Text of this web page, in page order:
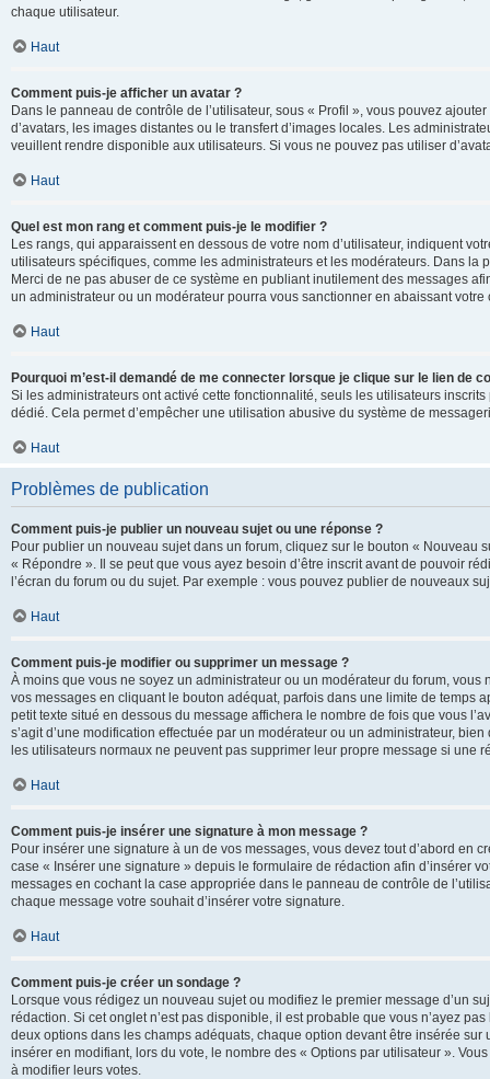
chaque utilisateur.
Haut
Comment puis-je afficher un avatar ?
Dans le panneau de contrôle de l’utilisateur, sous « Profil », vous pouvez
d’avatars, les images distantes ou le transfert d’images locales. Les
veuillent rendre disponible aux utilisateurs. Si vous ne pouvez pas utiliser
Haut
Quel est mon rang et comment puis-je le modifier ?
Les rangs, qui apparaissent en dessous de votre nom d’utilisateur, indiquent
utilisateurs spécifiques, comme les administrateurs et les modérateurs. Dans
Merci de ne pas abuser de ce système en publiant inutilement des messages
un administrateur ou un modérateur pourra vous sanctionner en abaissant votre
Haut
Pourquoi m’est-il demandé de me connecter lorsque je clique sur le lien de
Si les administrateurs ont activé cette fonctionnalité, seuls les utilisateurs
dédié. Cela permet d’empêcher une utilisation abusive du système de
Haut
Problèmes de publication
Comment puis-je publier un nouveau sujet ou une réponse ?
Pour publier un nouveau sujet dans un forum, cliquez sur le bouton «
« Répondre ». Il se peut que vous ayez besoin d’être inscrit avant de pouvoir
l’écran du forum ou du sujet. Par exemple : vous pouvez publier de nouveaux
Haut
Comment puis-je modifier ou supprimer un message ?
À moins que vous ne soyez un administrateur ou un modérateur du forum,
vos messages en cliquant le bouton adéquat, parfois dans une limite de temps
petit texte situé en dessous du message affichera le nombre de fois que vous
s’agit d’une modification effectuée par un modérateur ou un administrateur,
les utilisateurs normaux ne peuvent pas supprimer leur propre message si une
Haut
Comment puis-je insérer une signature à mon message ?
Pour insérer une signature à un de vos messages, vous devez tout d’abord en
case « Insérer une signature » depuis le formulaire de rédaction afin d’insérer
messages en cochant la case appropriée dans le panneau de contrôle de
chaque message votre souhait d’insérer votre signature.
Haut
Comment puis-je créer un sondage ?
Lorsque vous rédigez un nouveau sujet ou modifiez le premier message d’un
rédaction. Si cet onglet n’est pas disponible, il est probable que vous n’ayez
deux options dans les champs adéquats, chaque option devant être insérée
insérer en modifiant, lors du vote, le nombre des « Options par utilisateur ».
à modifier leurs votes.